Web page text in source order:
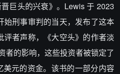
巨头的兴衰》。Lewis 于 2023
始刑事审判的当天，发布了这本
评者声称，《大空头》的作者淡
者的影响，这些投资者被锁定了
元的资金。该书的一部分内容